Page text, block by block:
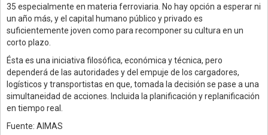
35 especialmente en materia ferroviaria. No hay opción a esperar ni
un año más, y el capital humano público y privado es
suficientemente joven como para recomponer su cultura en un
corto plazo.
Ésta es una iniciativa filosófica, económica y técnica, pero
dependerá de las autoridades y del empuje de los cargadores,
logísticos y transportistas en que, tomada la decisión se pase a una
simultaneidad de acciones. Incluida la planificación y replanificación
en tiempo real.
Fuente: AIMAS